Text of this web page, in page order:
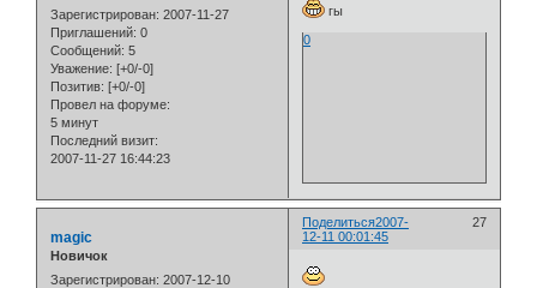
Зарегистрирован: 2007-11-27
Приглашений: 0
Сообщений: 5
Уважение: [+0/-0]
Позитив: [+0/-0]
Провел на форуме:
5 минут
Последний визит:
2007-11-27 16:44:23
гы
0
Поделиться 27
2007-
12-11 00:01:45
magic
Новичок
Зарегистрирован: 2007-12-10